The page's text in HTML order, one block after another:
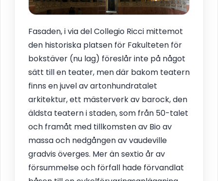
Fasaden, i via del Collegio Ricci mittemot
den historiska platsen för Fakulteten för
bokstäver (nu lag) föreslår inte på något
sätt till en teater, men där bakom teatern
finns en juvel av artonhundratalet
arkitektur, ett mästerverk av barock, den
äldsta teatern i staden, som från 50-talet
och framåt med tillkomsten av Bio av
massa och nedgången av vaudeville
gradvis överges. Mer än sextio år av
försummelse och förfall hade förvandlat